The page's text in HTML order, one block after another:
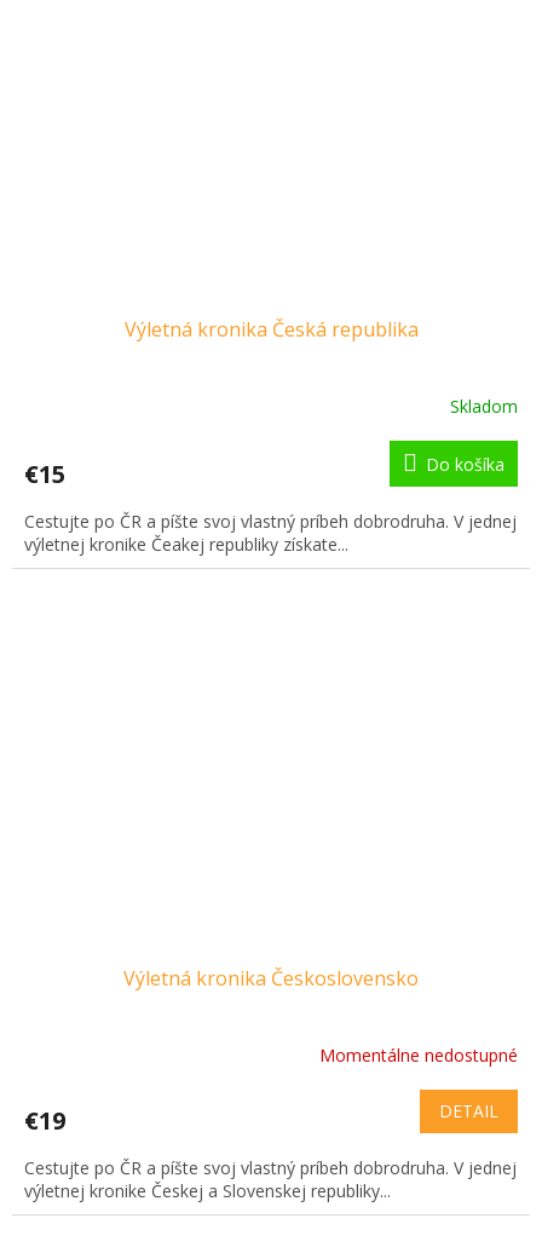
Výletná kronika Česká republika
Skladom
€15 Do košíka
Cestujte po ČR a píšte svoj vlastný príbeh dobrodruha. V jednej
výletnej kronike Čeakej republiky získate...
Výletná kronika Československo
Momentálne nedostupné
€19 DETAIL
Cestujte po ČR a píšte svoj vlastný príbeh dobrodruha. V jednej
výletnej kronike Českej a Slovenskej republiky...